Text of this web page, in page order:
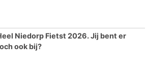
Niedorp Fietst 2026. Jij bent er
ook bij?